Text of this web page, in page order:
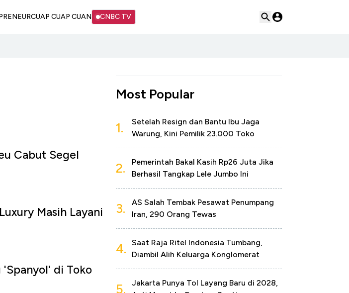
CUAP CUAP CUAN CNBC TV
Cabut Segel
Masih Layani
'Spanyol' di Toko
Most Popular
1.
Setelah Resign dan Bantu Ibu Jaga
Warung, Kini Pemilik 23.000 Toko
2.
Pemerintah Bakal Kasih Rp26 Juta Jika
Berhasil Tangkap Lele Jumbo Ini
3.
AS Salah Tembak Pesawat Penumpang
Iran, 290 Orang Tewas
4.
Saat Raja Ritel Indonesia Tumbang,
Diambil Alih Keluarga Konglomerat
5.
Jakarta Punya Tol Layang Baru di 2028,